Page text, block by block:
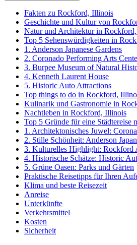
Fakten zu Rockford, Illinois
Geschichte und Kultur von
Natur und Architektur in
Top 5 Sehenswürdigkeiten in
1. Anderson Japanese Gardens
2. Coronado Performing Arts
3. Burpee Museum of Natural
4. Kenneth Laurent House
5. Historic Auto Attractions
Top things to do in Rockford,
Kulinarik und Gastronomie in
Nachtleben in Rockford, Illinois
Top 5 Gründe für eine Städtereise
1. Architektonisches Juwel:
2. Stille Schönheit: Anderson
3. Kulturelles Highlight: Rockford
4. Historische Schätze: Historic
5. Grüne Oasen: Parks und Gärten
Praktische Reisetipps für Ihren
Klima und beste Reisezeit
Anreise
Unterkünfte
Verkehrsmittel
Kosten
Sicherheit